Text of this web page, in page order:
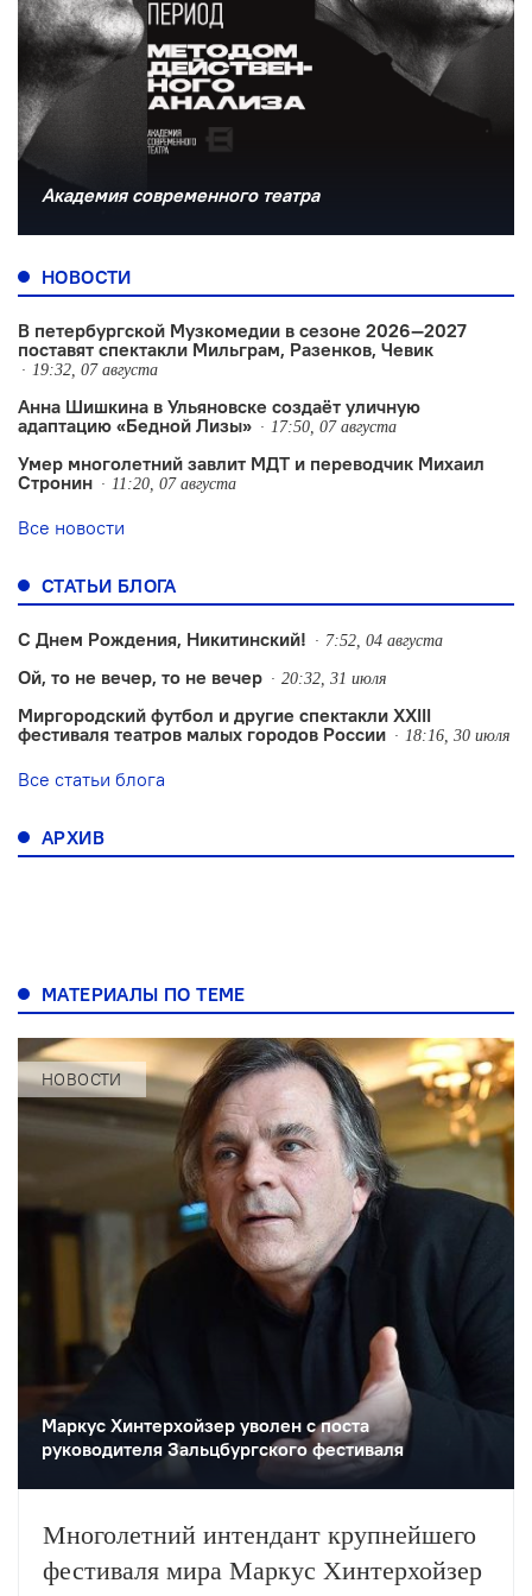
Академия современного театра
НОВОСТИ
В петербургской Музкомедии в сезоне 2026—2027
поставят спектакли Мильграм, Разенков, Чевик
19:32, 07 августа
Анна Шишкина в Ульяновске создаëт уличную
адаптацию «Бедной Лизы»
17:50, 07 августа
Умер многолетний завлит МДТ и переводчик Михаил
Стронин
11:20, 07 августа
Все новости
СТАТЬИ БЛОГА
С Днем Рождения, Никитинский! 7:52, 04 августа
Ой, то не вечер, то не вечер 20:32, 31 июля
Миргородский футбол и другие спектакли XXIII
фестиваля театров малых городов России
18:16, 30 июля
Все статьи блога
АРХИВ
МАТЕРИАЛЫ ПО ТЕМЕ
НОВОСТИ
Маркус Хинтерхойзер уволен с поста
руководителя Зальцбургского фестиваля
Многолетний интендант крупнейшего
фестиваля мира Маркус Хинтерхойзер